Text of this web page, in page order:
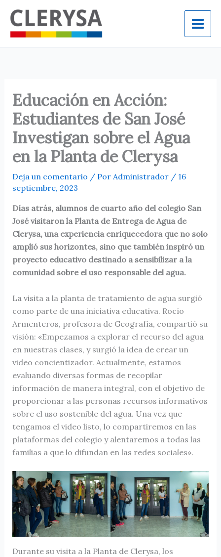
contenido
Educación en Acción:
Estudiantes de San José
Investigan sobre el Agua
en la Planta de Clerysa
Deja un comentario / Por Administrador / 16
septiembre, 2023
Días atrás, alumnos de cuarto año del colegio San
José visitaron la Planta de Entrega de Agua de
Clerysa, una experiencia enriquecedora que no solo
amplió sus horizontes, sino que también inspiró un
proyecto educativo destinado a sensibilizar a la
comunidad sobre el uso responsable del agua.
La visita a la planta de tratamiento de agua surgió
como parte de una iniciativa educativa. Rocío
Armenteros, profesora de Geografía, compartió su
visión: «Empezamos a explorar el recurso del agua
en nuestras clases, y surgió la idea de crear un
video concientizador. Actualmente, estamos
evaluando diversas formas de recopilar
información de manera integral, con el objetivo de
proporcionar a las personas recursos informativos
sobre el uso sostenible del agua. Una vez que
tengamos el video listo, lo compartiremos en las
plataformas del colegio y alentaremos a todas las
familias a que lo difundan en las redes sociales».
Durante su visita a la Planta de Clerysa, los